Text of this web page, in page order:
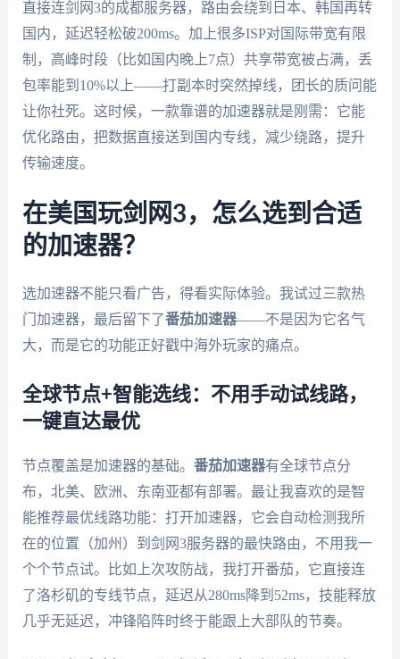
直接连剑网3的成都服务器，路由会绕到日本、韩国再转
国内，延迟轻松破200ms。加上很多ISP对国际带宽有限
制，高峰时段（比如国内晚上7点）共享带宽被占满，丢
包率能到10%以上——打副本时突然掉线，团长的质问能
让你社死。这时候，一款靠谱的加速器就是刚需：它能
优化路由，把数据直接送到国内专线，减少绕路，提升
传输速度。
在美国玩剑网3，怎么选到合适
的加速器？
选加速器不能只看广告，得看实际体验。我试过三款热
门加速器，最后留下了番茄加速器——不是因为它名气
大，而是它的功能正好戳中海外玩家的痛点。
全球节点+智能选线：不用手动试线路，
一键直达最优
节点覆盖是加速器的基础。 番茄加速器有全球节点分
布，北美、欧洲、东南亚都有部署。最让我喜欢的是智
能推荐最优线路功能：打开加速器，它会自动检测我所
在的位置（加州）到剑网3服务器的最快路由，不用我一
个个节点试。比如上次攻防战，我打开番茄，它直接连
了洛杉矶的专线节点，延迟从280ms降到52ms，技能释放
几乎无延迟，冲锋陷阵时终于能跟上大部队的节奏。